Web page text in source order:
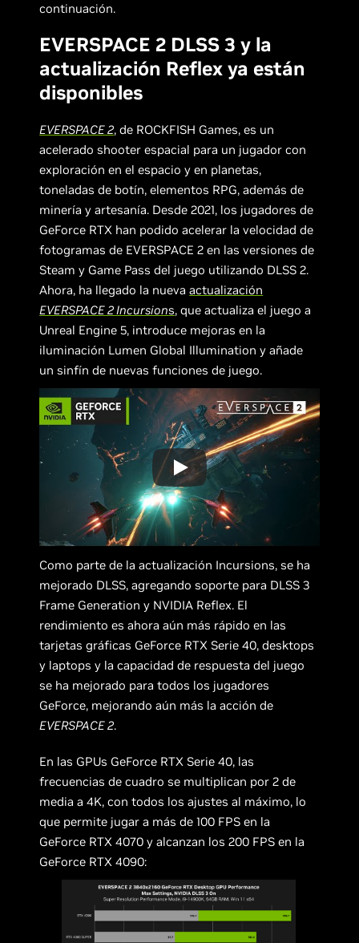
continuación.
EVERSPACE 2 DLSS 3 y la
actualización Reflex ya están
disponibles
EVERSPACE 2, de ROCKFISH Games, es un
acelerado shooter espacial para un jugador con
exploración en el espacio y en planetas,
toneladas de botín, elementos RPG, además de
minería y artesanía. Desde 2021, los jugadores de
GeForce RTX han podido acelerar la velocidad de
fotogramas de EVERSPACE 2 en las versiones de
Steam y Game Pass del juego utilizando DLSS 2.
Ahora, ha llegado la nuevaactualización
EVERSPACE 2 Incursions, que actualiza el juego a
Unreal Engine 5, introduce mejoras en la
iluminación Lumen Global Illumination y añade
un sinfín de nuevas funciones de juego.
Como parte de la actualización Incursions, se ha
mejorado DLSS, agregando soporte para DLSS 3
Frame Generation y NVIDIA Reflex. El
rendimiento es ahora aún más rápido en las
tarjetas gráficas GeForce RTX Serie 40, desktops
y laptops y la capacidad de respuesta del juego
se ha mejorado para todos los jugadores
GeForce, mejorando aún más la acción de
EVERSPACE 2.
En las GPUs GeForce RTX Serie 40, las
frecuencias de cuadro se multiplican por 2 de
media a 4K, con todos los ajustes al máximo, lo
que permite jugar a más de 100 FPS en la
GeForce RTX 4070 y alcanzan los 200 FPS en la
GeForce RTX 4090: